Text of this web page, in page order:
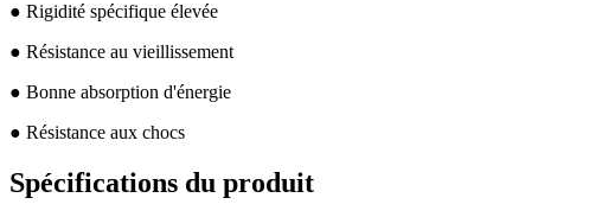
● Rigidité spécifique élevée
● Résistance au vieillissement
● Bonne absorption d'énergie
● Résistance aux chocs
Spécifications du produit